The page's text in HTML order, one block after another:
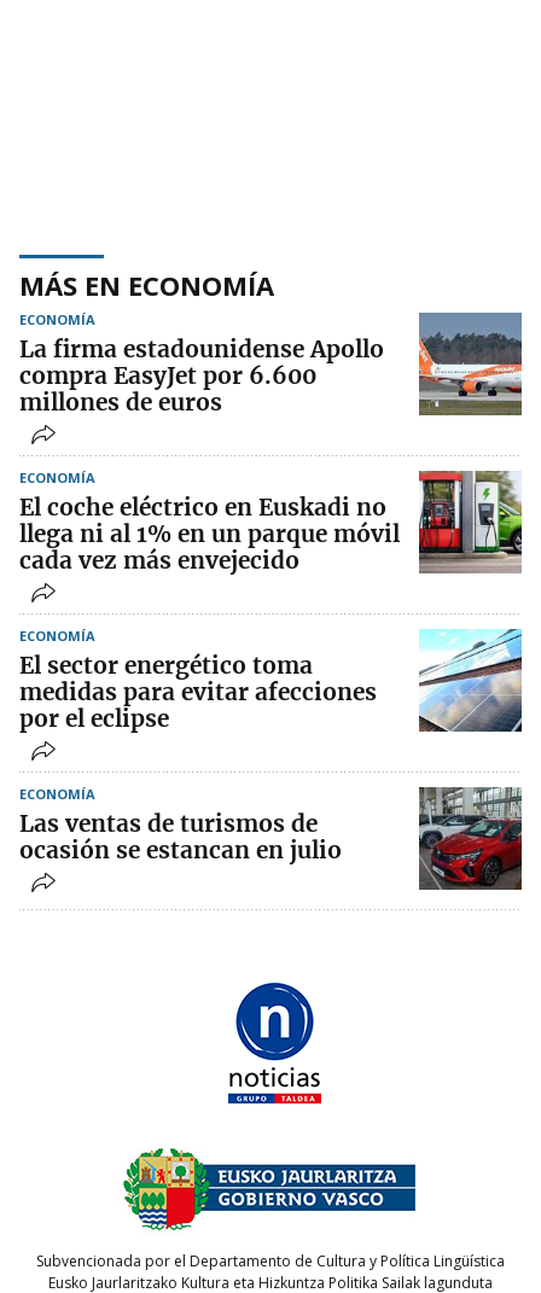
MÁS EN ECONOMÍA
ECONOMÍA
La firma estadounidense Apollo
compra EasyJet por 6.600
millones de euros
ECONOMÍA
El coche eléctrico en Euskadi no
llega ni al 1% en un parque móvil
cada vez más envejecido
ECONOMÍA
El sector energético toma
medidas para evitar afecciones
por el eclipse
ECONOMÍA
Las ventas de turismos de
ocasión se estancan en julio
Subvencionada por el Departamento de Cultura y Política Lingüística
Eusko Jaurlaritzako Kultura eta Hizkuntza Politika Sailak lagunduta